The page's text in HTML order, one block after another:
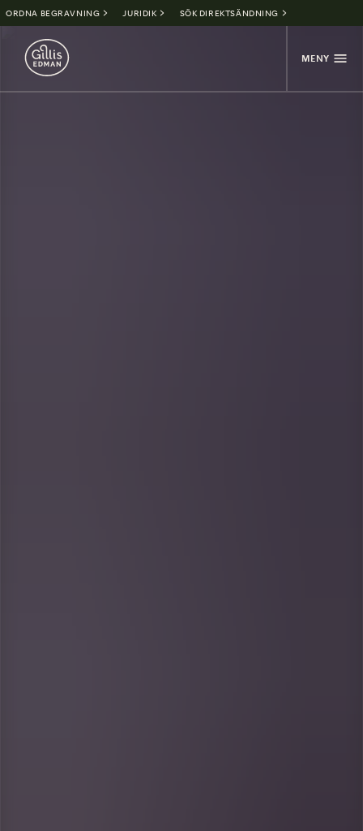
ORDNA BEGRAVNING JURIDIK SÖK DIREKTSÄNDNING
MENY